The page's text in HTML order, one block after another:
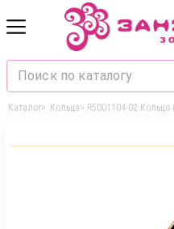
Каталог> Кольца> R5001104-02 Кольцо